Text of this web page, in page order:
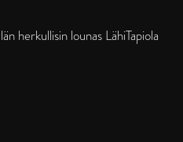
herkullisin lounas LähiTapiola